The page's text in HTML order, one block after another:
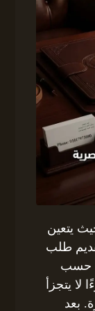
يتعين
طلب
حسب
لا يتجزأ
بعد